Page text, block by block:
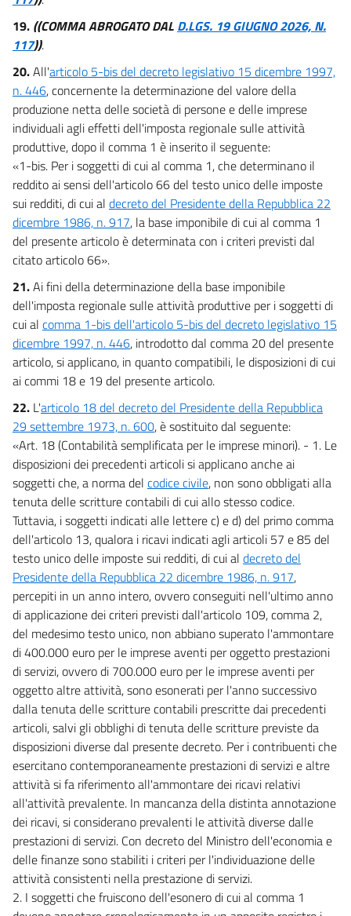
19. ((COMMA ABROGATO DAL D.LGS. 19 GIUGNO 2026, N.
117)).
20.All'articolo 5-bis del decreto legislativo 15 dicembre 1997,
n. 446, concernente la determinazione del valore della
produzione netta delle società di persone e delle imprese
individuali agli effetti dell'imposta regionale sulle attività
produttive, dopo il comma 1 è inserito il seguente:
«1-bis. Per i soggetti di cui al comma 1, che determinano il
reddito ai sensi dell'articolo 66 del testo unico delle imposte
sui redditi, di cui al decreto del Presidente della Repubblica 22
dicembre 1986, n. 917, la base imponibile di cui al comma 1
del presente articolo è determinata con i criteri previsti dal
citato articolo 66».
21.Ai fini della determinazione della base imponibile
dell'imposta regionale sulle attività produttive per i soggetti di
cui al comma 1-bis dell'articolo 5-bis del decreto legislativo 15
dicembre 1997, n. 446, introdotto dal comma 20 del presente
articolo, si applicano, in quanto compatibili, le disposizioni di cui
ai commi 18 e 19 del presente articolo.
22. L'articolo 18 del decreto del Presidente della Repubblica
29 settembre 1973, n. 600, è sostituito dal seguente:
«Art. 18 (Contabilità semplificata per le imprese minori). - 1. Le
disposizioni dei precedenti articoli si applicano anche ai
soggetti che, a norma del codice civile, non sono obbligati alla
tenuta delle scritture contabili di cui allo stesso codice.
Tuttavia, i soggetti indicati alle lettere c) e d) del primo comma
dell'articolo 13, qualora i ricavi indicati agli articoli 57 e 85 del
testo unico delle imposte sui redditi, di cui al decreto del
Presidente della Repubblica 22 dicembre 1986, n. 917,
percepiti in un anno intero, ovvero conseguiti nell'ultimo anno
di applicazione dei criteri previsti dall'articolo 109, comma 2,
del medesimo testo unico, non abbiano superato l'ammontare
di 400.000 euro per le imprese aventi per oggetto prestazioni
di servizi, ovvero di 700.000 euro per le imprese aventi per
oggetto altre attività, sono esonerati per l'anno successivo
dalla tenuta delle scritture contabili prescritte dai precedenti
articoli, salvi gli obblighi di tenuta delle scritture previste da
disposizioni diverse dal presente decreto. Per i contribuenti che
esercitano contemporaneamente prestazioni di servizi e altre
attività si fa riferimento all'ammontare dei ricavi relativi
all'attività prevalente. In mancanza della distinta annotazione
dei ricavi, si considerano prevalenti le attività diverse dalle
prestazioni di servizi. Con decreto del Ministro dell'economia e
delle finanze sono stabiliti i criteri per l'individuazione delle
attività consistenti nella prestazione di servizi.
2. I soggetti che fruiscono dell'esonero di cui al comma 1